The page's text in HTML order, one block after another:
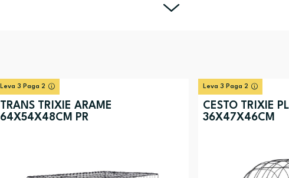
Leva 3 Paga 2
TRANS TRIXIE ARAME
64X54X48CM PR
Leva 3 Paga 2
CESTO TRIXIE
36X47X46CM